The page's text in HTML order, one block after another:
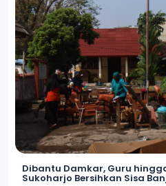
Dibantu Damkar, Guru
Sukoharjo Bersihkan Sisa